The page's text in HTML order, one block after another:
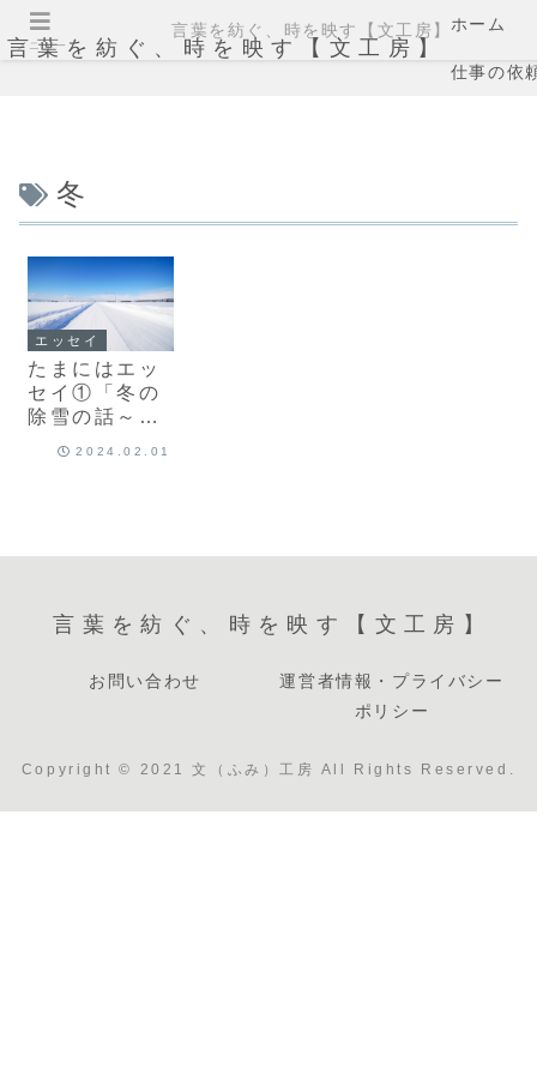
言葉を紡ぐ、時を映す【文工房】
ホーム
仕事の依
冬
エッセイ
たまにはエッ
セイ①「冬の
除雪の話～高
2024.02.01
言葉を紡ぐ、時を映す【文工房】
お問い合わせ
運営者情報・プライバシー
ポリシー
Copyright © 2021 文（ふみ）工房 All Rights Reserved.
メニュー
言葉を紡ぐ、時を映す【文工房】